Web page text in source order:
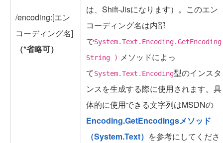
/encoding:[エン
コーディング名]
（*省略可）
は、Shift-Jisになります）。このエン
コーディング名は内部
で
String ) メソッドによっ
てSystem.Text.Encoding型のインスタ
ンスを生成する際に使用されます。具
体的に使用できる文字列はMSDNの
Encoding.GetEncodingsメソッド
（System.Text） を参考にしてくださ